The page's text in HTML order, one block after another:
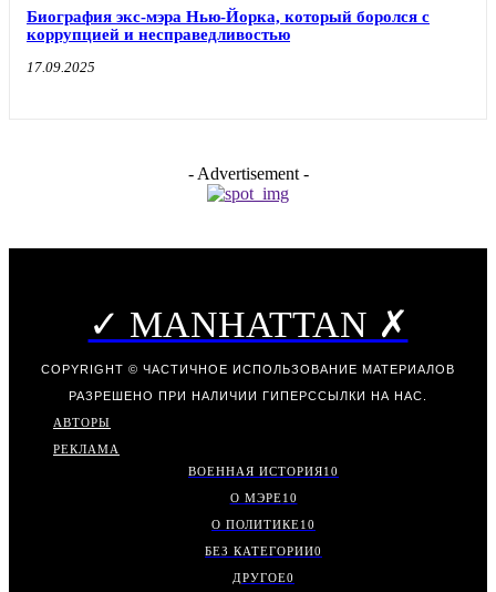
Биография экс-мэра Нью-Йорка, который боролся с
коррупцией и несправедливостью
17.09.2025
- Advertisement -
✓ MANHATTAN ✗
COPYRIGHT © ЧАСТИЧНОЕ ИСПОЛЬЗОВАНИЕ МАТЕРИАЛОВ
РАЗРЕШЕНО ПРИ НАЛИЧИИ ГИПЕРССЫЛКИ НА НАС.
АВТОРЫ
РЕКЛАМА
ВОЕННАЯ ИСТОРИЯ10
О МЭРЕ10
О ПОЛИТИКЕ10
БЕЗ КАТЕГОРИИ0
ДРУГОЕ0